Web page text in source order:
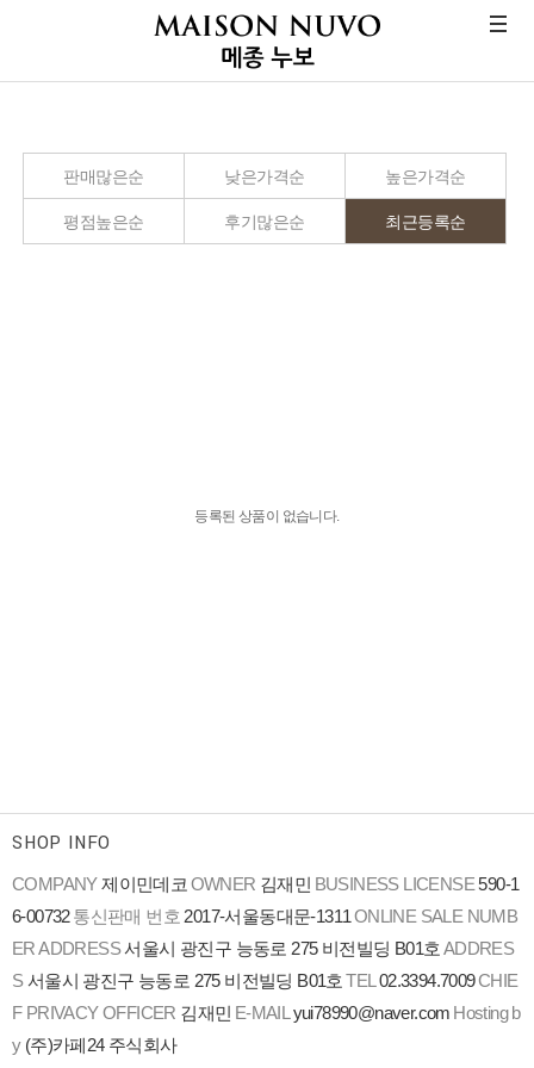
판매많은순 낮은가격순 높은가격순
평점높은순 후기많은순 최근등록순
등록된 상품이 없습니다.
SHOP INFO
COMPANY제이민데코 OWNER 김재민 BUSINESS LICENSE590-1
6-00732통신판매 번호 2017-서울동대문-1311ONLINE SALE NUMB
ERADDRESS서울시 광진구 능동로 275 비전빌딩 B01호 ADDRES
S서울시 광진구 능동로 275 비전빌딩 B01호 TEL 02.3394.7009CHIE
F PRIVACY OFFICER 김재민 E-MAIL yui78990@naver.com Hosting b
y(주)카페24 주식회사